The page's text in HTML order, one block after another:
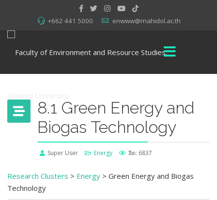
+662 441 5000 enwww@mahidol.ac.th
8.1 Green Energy and
Biogas Technology
Super User Energy ฮิต: 6837
Research Clusters > Energy > Green Energy and Biogas
Technology